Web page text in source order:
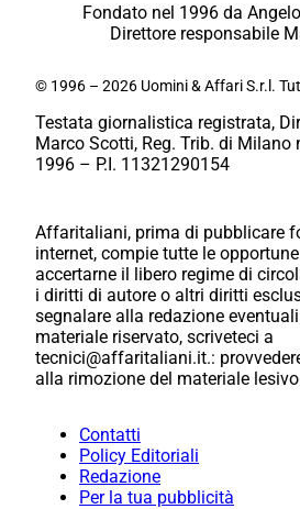
Fondato nel 1996 da
Direttore responsabile
© 1996 – 2026 Uomini & Affari S.r.l.
Testata giornalistica registrata,
Marco Scotti, Reg. Trib. di Milano
1996 – P.I. 11321290154
Affaritaliani, prima di pubblicare
internet, compie tutte le
accertarne il libero regime di
i diritti di autore o altri diritti
segnalare alla redazione eventuali
materiale riservato, scriveteci a
tecnici@affaritaliani.it.:
alla rimozione del materiale
Contatti
Policy Editoriali
Redazione
Per la tua pubblicità